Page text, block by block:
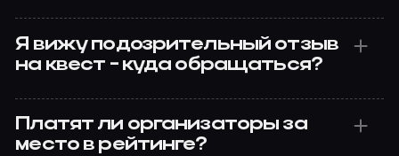
Я вижу подозрительный отзыв
на квест - куда обращаться?
Платят ли организаторы за
место в рейтинге?